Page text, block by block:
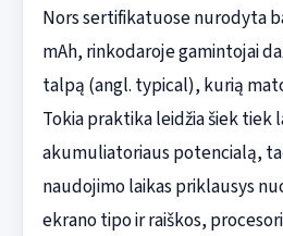
Nors sertifikatuose nurodyta
mAh, rinkodaroje gamintojai
talpą (angl. typical), kurią
Tokia praktika leidžia šiek tiek
akumuliatoriaus potencialą,
naudojimo laikas priklausys
ekrano tipo ir raiškos,